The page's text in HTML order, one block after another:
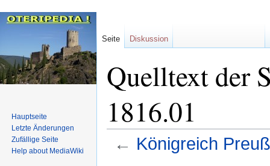
Quelltext der
1816.01
← Königreich
Seite Diskussion
Hauptseite
Letzte Änderungen
Zufällige Seite
Help about MediaWiki